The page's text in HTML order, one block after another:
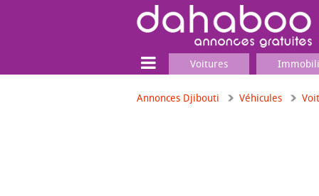
Voitures
Annonces Djibouti Véhicules